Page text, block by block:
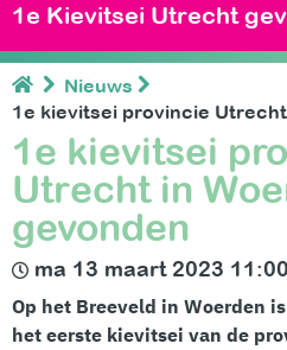
1e Kievitsei Utrecht
Nieuws
1e kievitsei provincie
1e kievitsei
Utrecht in
gevonden
ma 13 maart 2023 11:00
Op het Breeveld in Woerden
het eerste kievitsei van de